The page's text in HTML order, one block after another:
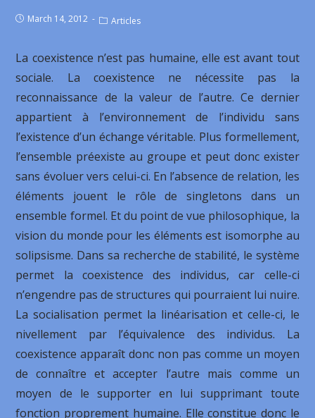
March 14, 2012 Articles
La coexistence n’est pas humaine, elle est avant tout
sociale. La coexistence ne nécessite pas la
reconnaissance de la valeur de l’autre. Ce dernier
appartient à l’environnement de l’individu sans
l’existence d’un échange véritable. Plus formellement,
l’ensemble préexiste au groupe et peut donc exister
sans évoluer vers celui-ci. En l’absence de relation, les
éléments jouent le rôle de singletons dans un
ensemble formel. Et du point de vue philosophique, la
vision du monde pour les éléments est isomorphe au
solipsisme. Dans sa recherche de stabilité, le système
permet la coexistence des individus, car celle-ci
n’engendre pas de structures qui pourraient lui nuire.
La socialisation permet la linéarisation et celle-ci, le
nivellement par l’équivalence des individus. La
coexistence apparaît donc non pas comme un moyen
de connaître et accepter l’autre mais comme un
moyen de le supporter en lui supprimant toute
fonction proprement humaine. Elle constitue donc le